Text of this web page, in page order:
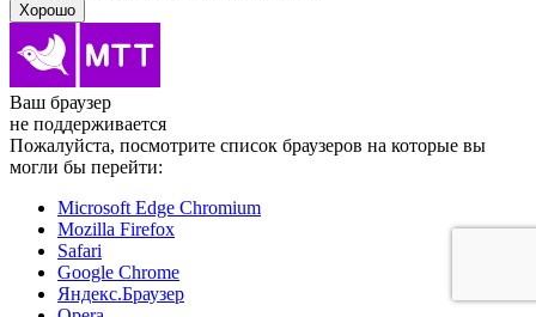
Хорошо
Ваш браузер
не поддерживается
Пожалуйста, посмотрите список браузеров на которые вы
могли бы перейти:
Microsoft Edge Chromium
Mozilla Firefox
Safari
Google Chrome
Яндекс.Браузер